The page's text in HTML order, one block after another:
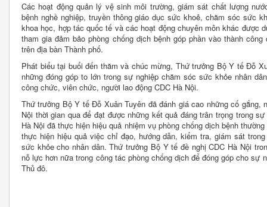
Các hoạt động quản lý vệ sinh môi trường, giám sát chất lượng
bệnh nghề nghiệp, truyền thông giáo dục sức khoẻ, chăm sóc sức
khoa học, hợp tác quốc tế và các hoạt động chuyên môn khác
tham gia đảm bảo phòng chống dịch bệnh góp phần vào thành
trên địa bàn Thành phố.
Phát biểu tại buổi đến thăm và chúc mừng, Thứ trưởng Bộ Y tế Đỗ
những đóng góp to lớn trong sự nghiệp chăm sóc sức khỏe nhân
công chức, viên chức, người lao động CDC Hà Nội.
Thứ trưởng Bộ Y tế Đỗ Xuân Tuyên đã đánh giá cao những cố gắng,
Nội thời gian qua để đạt được những kết quả đáng trân trọng trong
Hà Nội đã thực hiện hiệu quả nhiệm vụ phòng chống dịch bệnh
thực hiện hiệu quả việc chỉ đạo, hướng dẫn, kiểm tra, giám sát
sức khỏe cho nhân dân. Thứ trưởng Bộ Y tế đề nghị CDC Hà Nội
nỗ lực hơn nữa trong công tác phòng chống dịch để đóng góp cho sự
Thủ đô.